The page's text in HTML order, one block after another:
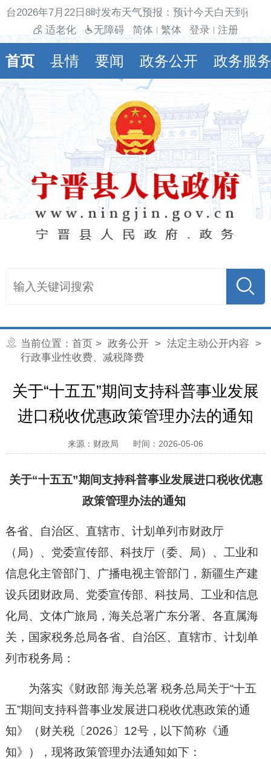
2026年7月22日8时发布天气预报：预计今天白天到夜
适老化
无障碍 简体 繁体 登录 注册
首页 县情 要闻 政务公开 政务服务
当前位置： 首页 > 政务公开> 法定主动公开内容 >
行政事业性收费、减税降费
关于“十五五”期间支持科普事业发展
进口税收优惠政策管理办法的通知
来源：财政局 时间：2026-05-06
关于“十五五”期间支持科普事业发展进口税收优惠
政策管理办法的通知
各省、自治区、直辖市、计划单列市财政厅
（局）、党委宣传部、科技厅（委、局）、工业和
信息化主管部门、广播电视主管部门，新疆生产建
设兵团财政局、党委宣传部、科技局、工业和信息
化局、文体广旅局，海关总署广东分署、各直属海
关，国家税务总局各省、自治区、直辖市、计划单
列市税务局：
为落实《财政部 海关总署 税务总局关于“十五
五”期间支持科普事业发展进口税收优惠政策的通
知》（财关税〔2026〕12号，以下简称《通
知》），现将政策管理办法通知如下：